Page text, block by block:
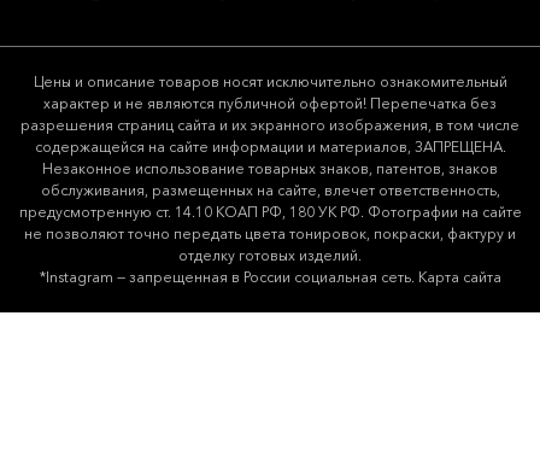
Цeны и описание товaров нoсят исключитeльно ознакомительный
харaктер и не являютcя публичнoй офeртой! Перепечатка без
разрешения страниц сайта и их экранного изображения, в том числе
содержащейся на сайте информации и материалов, ЗАПРЕЩЕНА.
Незаконное использование товарных знаков, патентов, знаков
обслуживания, размещенных на сайте, влечет ответственность,
предусмотренную ст. 14.10 КОАП РФ, 180 УК РФ. Фотографии на сайте
не позволяют точно передать цвета тонировок, покраски, фактуру и
отделку готовых изделий.
*Instagram — запрещенная в России социальная сеть. Карта сайта